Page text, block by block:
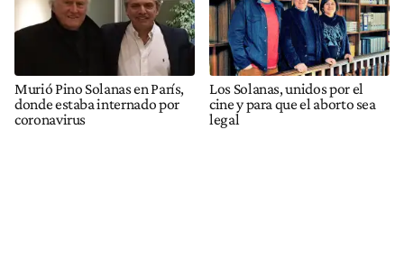
Murió Pino Solanas en París,
donde estaba internado por
coronavirus
Los Solanas, unidos por el
cine y para que el aborto sea
legal